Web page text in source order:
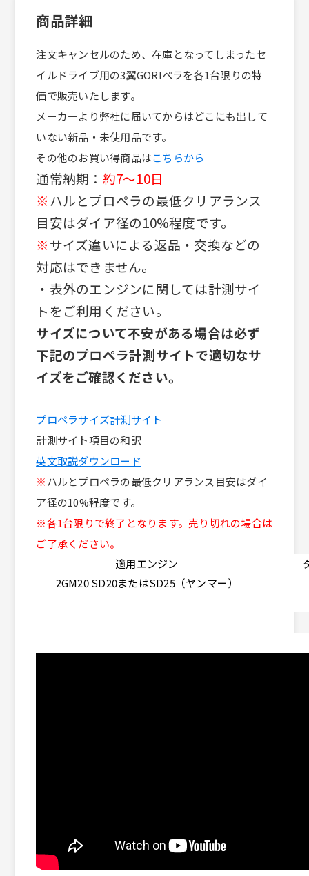
商品詳細
注文キャンセルのため、在庫となってしまったセ
イルドライブ用の3翼GORIペラを各1台限りの特
価で販売いたします。
メーカーより弊社に届いてからはどこにも出して
いない新品・未使用品です。
その他のお買い得商品はこちらから
通常納期： 約7〜10日
※ハルとプロペラの最低クリアランス
目安はダイア径の10%程度です。
※サイズ違いによる返品・交換などの
対応はできません。
・表外のエンジンに関しては計測サイ
トをご利用ください。
サイズについて不安がある場合は必ず
下記のプロペラ計測サイトで適切なサ
イズをご確認ください。
プロペラサイズ計測サイト
計測サイト項目の和訳
英文取説ダウンロード
※ハルとプロペラの最低クリアランス目安はダイ
ア径の10%程度です。
※各1台限りで終了となります。売り切れの場合は
ご了承ください。
適用エンジン
2GM20 SD20またはSD25（ヤンマー）